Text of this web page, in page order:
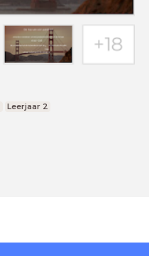
Leerjaar 2